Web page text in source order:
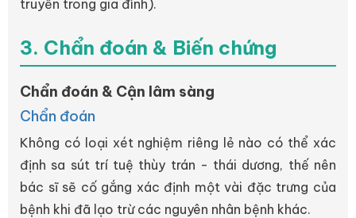
truyền trong gia đình).
3. Chẩn đoán & Biến chứng
Chẩn đoán & Cận lâm sàng
Chẩn đoán
Không có loại xét nghiệm riêng lẻ nào có thể xác
định sa sút trí tuệ thùy trán - thái dương, thế nên
bác sĩ sẽ cố gắng xác định một vài đặc trưng của
bệnh khi đã lạo trừ các nguyên nhân bệnh khác.